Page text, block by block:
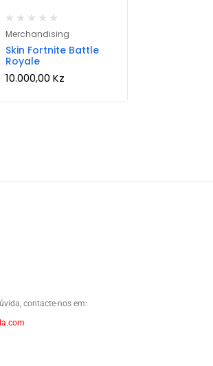
Merchandising
Skin Fortnite Battle
Royale
10.000,00 Kz
contacte-nos em: